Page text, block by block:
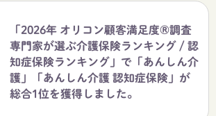
「2026年 オリコン顧客満足度®調査
専門家が選ぶ介護保険ランキング / 認
知症保険ランキング」で「あんしん介
護」「あんしん介護 認知症保険」が
総合1位を獲得しました。